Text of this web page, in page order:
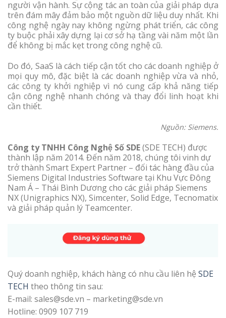
người vận hành. Sự cộng tác an toàn của giải pháp dựa
trên đám mây đảm bảo một nguồn dữ liệu duy nhất. Khi
công nghệ ngày nay không ngừng phát triển, các công
ty buộc phải xây dựng lại cơ sở hạ tầng vài năm một lần
để không bị mắc kẹt trong công nghệ cũ.
Do đó, SaaS là cách tiếp cận tốt cho các doanh nghiệp ở
mọi quy mô, đặc biệt là các doanh nghiệp vừa và nhỏ,
các công ty khởi nghiệp vì nó cung cấp khả năng tiếp
cận công nghệ nhanh chóng và thay đổi linh hoạt khi
cần thiết.
Nguồn: Siemens.
Công ty TNHH Công Nghệ Số SDE(SDE TECH) được
thành lập năm 2014. Đến năm 2018, chúng tôi vinh dự
trở thành Smart Expert Partner – đối tác hàng đầu của
Siemens Digital Industries Software tại Khu Vực Đông
Nam Á – Thái Bình Dương cho các giải pháp Siemens
NX (Unigraphics NX), Simcenter, Solid Edge, Tecnomatix
và giải pháp quản lý Teamcenter.
Quý doanh nghiệp, khách hàng có nhu cầu liên hệ SDE
TECH theo thông tin sau:
E-mail: sales@sde.vn – marketing@sde.vn
Hotline: 0909 107 719